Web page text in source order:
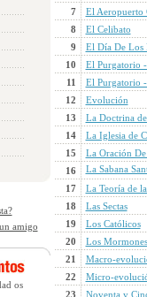
amigo
os
7
El Aeropuerto
8
El Celibato
9
El Día De Los
10
El Purgatorio
11
El Purgatorio
12
Evolución
13
La Doctrina
14
La Iglesia de
15
La Oración
16
La Sabana
17
La Teoría de
18
Las Sectas
19
Los Católicos
20
Los Mormones
21
Macro-
22
Micro-
23
Noventa y